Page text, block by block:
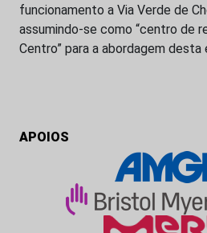
funcionamento a Via Verde de
assumindo-se como “centro de
Centro” para a abordagem desta
APOIOS